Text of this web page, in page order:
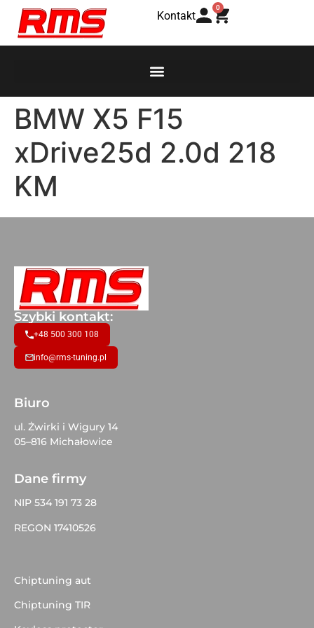
Kontakt
0
BMW X5 F15
xDrive25d 2.0d 218
KM
Szybki kontakt:
+48 500 300 108
info@rms-tuning.pl
Biuro
ul. Żwirki i Wigury 14
05–816 Michałowice
Dane firmy
NIP 534 191 73 28
REGON 17410526
Chiptuning aut
Chiptuning TIR